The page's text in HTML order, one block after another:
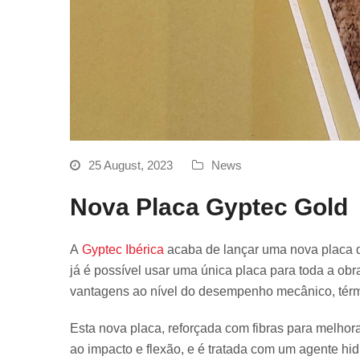
25 August, 2023 News
Nova Placa Gyptec Gold
A Gyptec Ibérica acaba de lançar uma nova placa
já é possível usar uma única placa para toda a
vantagens ao nível do desempenho mecânico,
Esta nova placa, reforçada com fibras para
ao impacto e flexão, e é tratada com um agente